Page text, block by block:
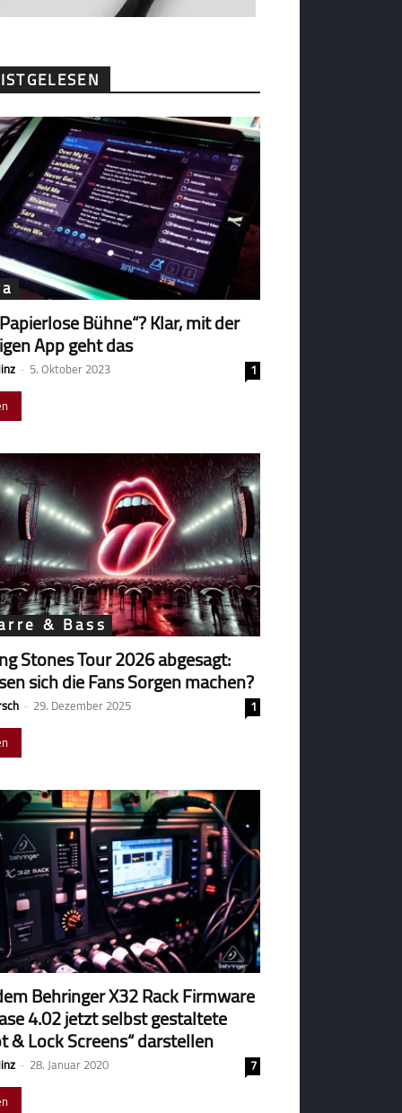
Bühne“? Klar, mit der
App geht das
- 5. Oktober 2023
1
& Bass
Stones Tour 2026 abgesagt:
sich die Fans Sorgen machen?
- 29. Dezember 2025
1
Behringer X32 Rack Firmware
4.02 jetzt selbst gestaltete
& Lock Screens“ darstellen
- 28. Januar 2020
7